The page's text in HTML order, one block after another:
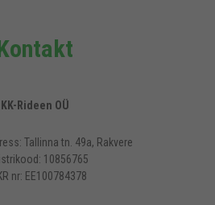
KK-Rideen OÜ
Tallinna tn. 49a, Rakvere
10856765
nr: EE100784378